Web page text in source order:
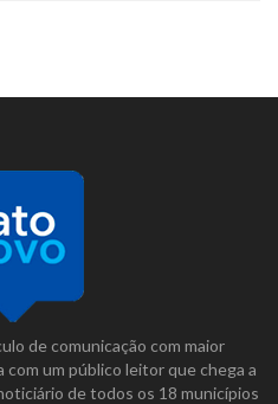
de comunicação com maior
com um público leitor que chega a
de todos os 18 municípios